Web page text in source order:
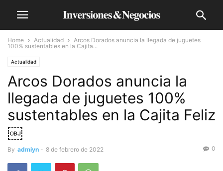
Home Actualidad
Arcos Dorados anuncia la llegada de juguetes
100% sustentables en la Cajita...
Actualidad
Arcos Dorados anuncia la
llegada de juguetes 100%
sustentables en la Cajita Feliz
￼
By admiyn - 8 de febrero de 2022 0